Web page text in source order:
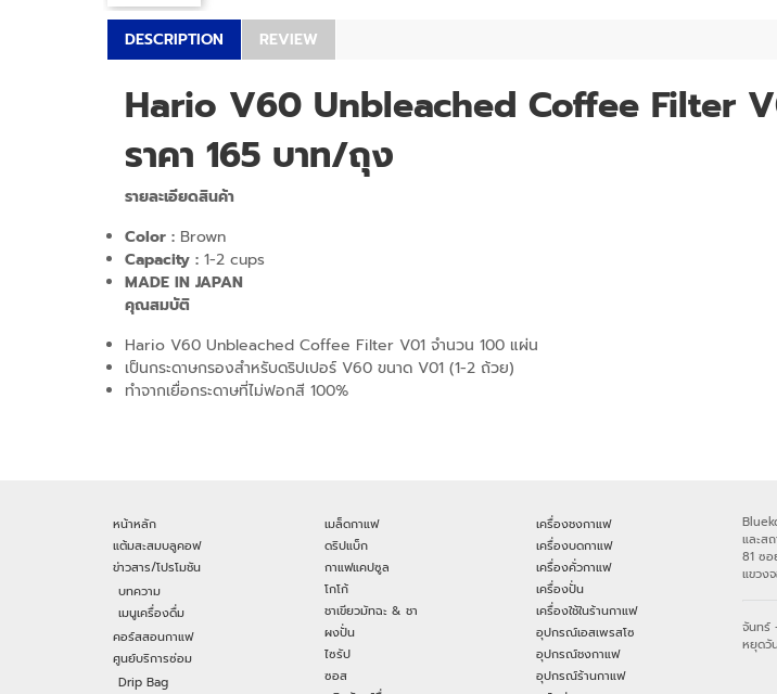
DESCRIPTION REVIEW
Hario V60 Unbleached Coffee Filter
ราคา 165 บาท/ถุง
รายละเอียดสินค้า
Color : Brown
Capacity : 1-2 cups
MADE IN JAPAN
คุณสมบัติ
Hario V60 Unbleached Coffee Filter V01 จำนวน 100 แผ่น
เป็นกระดาษกรองสำหรับดริปเปอร์ V60 ขนาด V01 (1-2 ถ้วย)
ทำจากเยื่อกระดาษที่ไม่ฟอกสี 100%
หน้าหลัก
แต้มสะสมบลูคอฟ
ข่าวสาร/โปรโมชัน
บทความ
เมนูเครื่องดื่ม
คอร์สสอนกาแฟ
ศูนย์บริการซ่อม
Drip Bag
เมล็ดกาแฟ
ดริปแบ็ก
กาแฟแคปซูล
โกโก้
ชาเขียวมัทฉะ & ชา
ผงปั่น
ไซรัป
ซอส
เครื่องชงกาแฟ
เครื่องบดกาแฟ
เครื่องคั่วกาแฟ
เครื่องปั่น
เครื่องใช้ในร้านกาแฟ
อุปกรณ์เอสเพรสโซ
อุปกรณ์ชงกาแฟ
อุปกรณ์ร้านกาแฟ
และส
81 ซอ
แขวง
จันทร์
หยุดวั